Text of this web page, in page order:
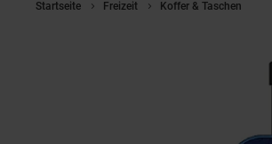
Startseite Freizeit Koffer & Taschen